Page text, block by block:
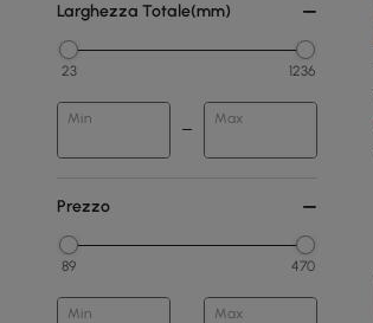
Larghezza Totale(mm)
23 1236
Min Max
Prezzo
89 470
Min Max